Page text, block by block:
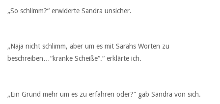
„So schlimm?“ erwiderte Sandra unsicher.
„Naja nicht schlimm, aber um es mit Sarahs Worten zu
beschreiben…“kranke Scheiße“.“ erklärte ich.
„Ein Grund mehr um es zu erfahren oder?“ gab Sandra von sich.